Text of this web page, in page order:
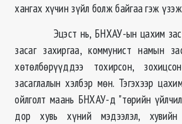
хангах хүчин зүйл болж байгаа гэж
Эцэст нь, БНХАУ-ын цахим
засаг захиргаа, коммунист намын
хөтөлбөрүүддээ тохирсон,
засаглалын хэлбэр мөн. Тэгэхээр
ойлголт маань БНХАУ-д "төрийн
дор хувь хүний мэдээлэл,